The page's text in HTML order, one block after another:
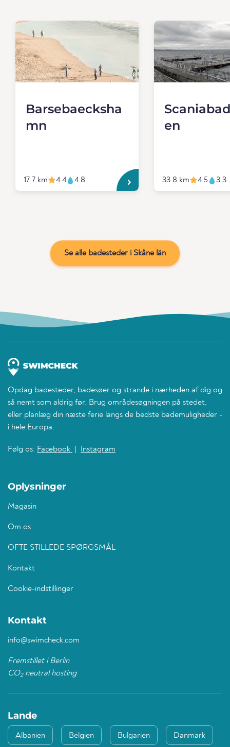
Barsebaecksha
mn
17.7 km 4.4 4.8
en
33.8 km 4.5 3.3
Se alle badesteder i Skåne län
Opdag badesteder, badesøer og strande i nærheden af dig og
så nemt som aldrig før. Brug områdesøgningen på stedet,
eller planlæg din næste ferie langs de bedste bademuligheder -
i hele Europa.
Følg os: Facebook Instagram
Oplysninger
Magasin
Om os
OFTE STILLEDE SPØRGSMÅL
Kontakt
Cookie-indstillinger
Kontakt
info@swimcheck.com
Fremstillet i Berlin
CO2neutral hosting
Lande
Albanien Belgien Bulgarien Danmark